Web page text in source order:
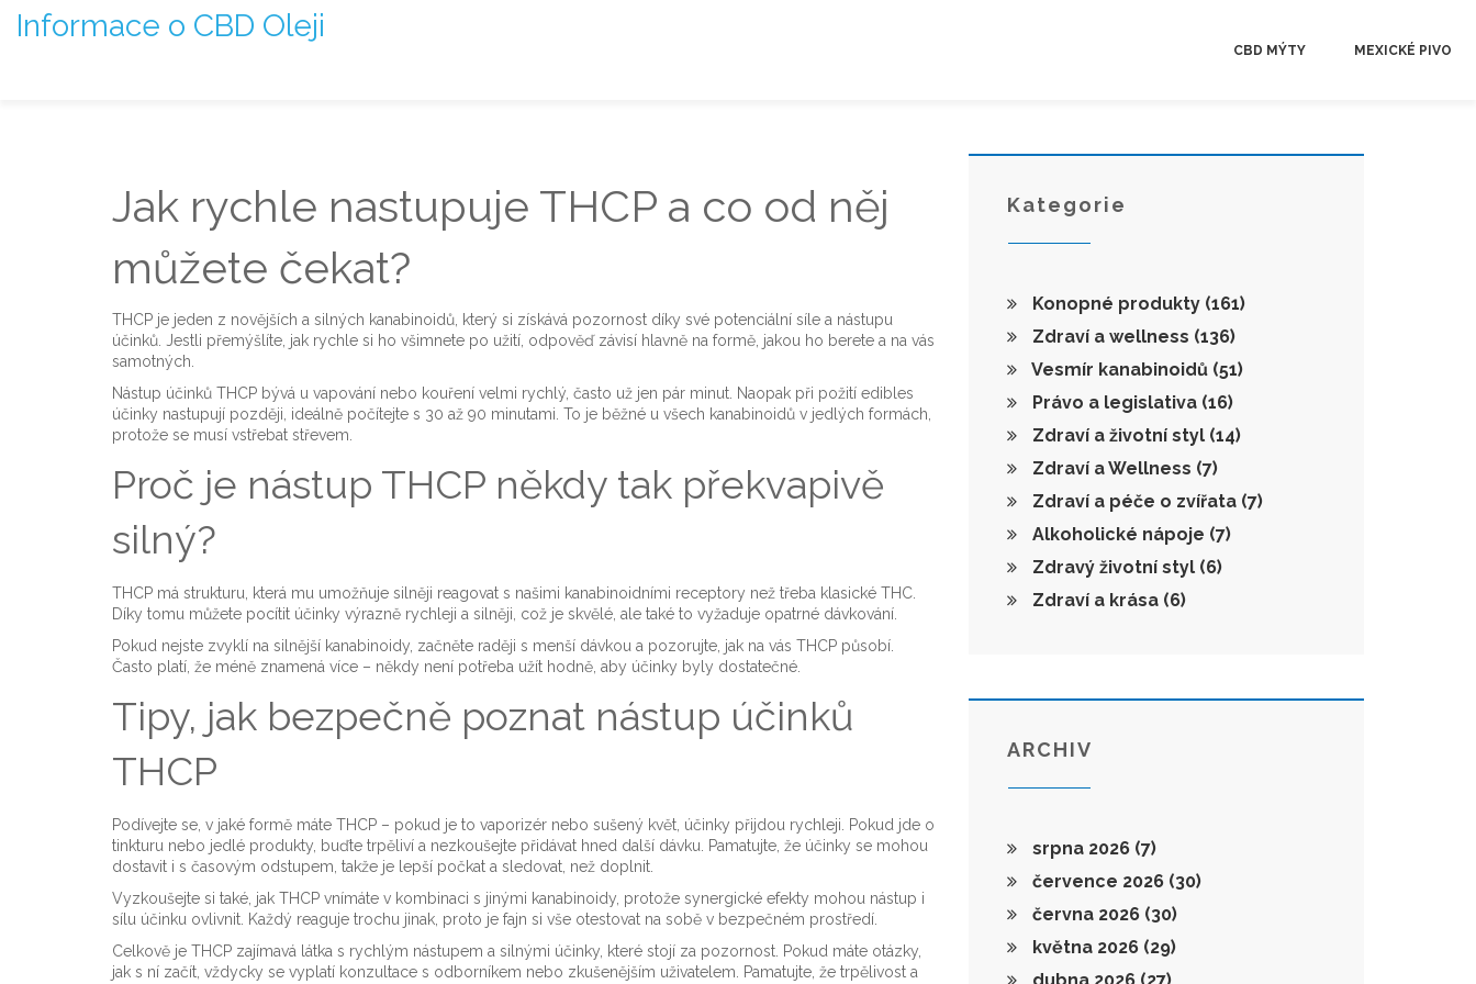
Informace o CBD Oleji
CBD MÝTY MEXICKÉ PIVO
Jak rychle nastupuje THCP a co od něj
můžete čekat?
THCP je jeden z novějších a silných kanabinoidů, který si získává pozornost díky své potenciální síle a nástupu
účinků. Jestli přemýšlíte, jak rychle si ho všimnete po užití, odpověď závisí hlavně na formě, jakou ho berete a na vás
samotných.
Nástup účinků THCP bývá u vapování nebo kouření velmi rychlý, často už jen pár minut. Naopak při požití edibles
účinky nastupují později, ideálně počítejte s 30 až 90 minutami. To je běžné u všech kanabinoidů v jedlých formách,
protože se musí vstřebat střevem.
Proč je nástup THCP někdy tak překvapivě
silný?
THCP má strukturu, která mu umožňuje silněji reagovat s našimi kanabinoidními receptory než třeba klasické THC.
Díky tomu můžete pocítit účinky výrazně rychleji a silněji, což je skvělé, ale také to vyžaduje opatrné dávkování.
Pokud nejste zvyklí na silnější kanabinoidy, začněte raději s menší dávkou a pozorujte, jak na vás THCP působí.
Často platí, že méně znamená více – někdy není potřeba užít hodně, aby účinky byly dostatečné.
Tipy, jak bezpečně poznat nástup účinků
THCP
Podívejte se, v jaké formě máte THCP – pokud je to vaporizér nebo sušený květ, účinky přijdou rychleji. Pokud jde o
tinkturu nebo jedlé produkty, buďte trpěliví a nezkoušejte přidávat hned další dávku. Pamatujte, že účinky se mohou
dostavit i s časovým odstupem, takže je lepší počkat a sledovat, než doplnit.
Vyzkoušejte si také, jak THCP vnímáte v kombinaci s jinými kanabinoidy, protože synergické efekty mohou nástup i
sílu účinku ovlivnit. Každý reaguje trochu jinak, proto je fajn si vše otestovat na sobě v bezpečném prostředí.
Celkově je THCP zajímavá látka s rychlým nástupem a silnými účinky, které stojí za pozornost. Pokud máte otázky,
jak s ní začít, vždycky se vyplatí konzultace s odborníkem nebo zkušenějším uživatelem. Pamatujte, že trpělivost a
Kategorie
Konopné produkty (161)
Zdraví a wellness (136)
Vesmír kanabinoidů (51)
Právo a legislativa (16)
Zdraví a životní styl (14)
Zdraví a Wellness (7)
Zdraví a péče o zvířata (7)
Alkoholické nápoje (7)
Zdravý životní styl (6)
Zdraví a krása (6)
ARCHIV
srpna 2026 (7)
července 2026 (30)
června 2026 (30)
května 2026 (29)